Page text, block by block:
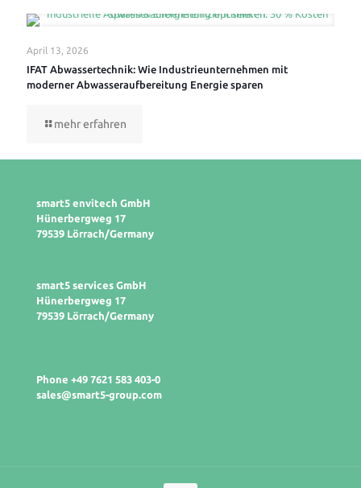
April 13, 2026
IFAT Abwassertechnik: Wie Industrieunternehmen mit
moderner Abwasseraufbereitung Energie sparen
mehr erfahren
smart5 envitech GmbH
Hünerbergweg 17
79539 Lörrach/Germany
smart5 services GmbH
Hünerbergweg 17
79539 Lörrach/Germany
Phone +49 7621 583 403-0
sales@smart5-group.com